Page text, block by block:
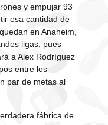
y empujar 93
esa cantidad de
en Anaheim,
ligas, pues
a Alex Rodríguez
entre los
par de metas al
fábrica de